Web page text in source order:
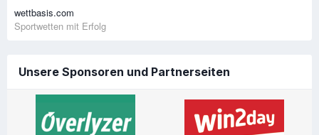
wettbasis.com
Sportwetten mit Erfolg
Unsere Sponsoren und Partnerseiten